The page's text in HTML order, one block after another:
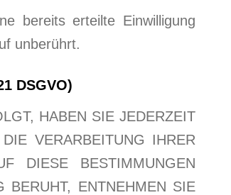
bereits erteilte Einwilligung
unberührt.
DSGVO)
HABEN SIE JEDERZEIT
VERARBEITUNG IHRER
DIESE BESTIMMUNGEN
BERUHT, ENTNEHMEN SIE